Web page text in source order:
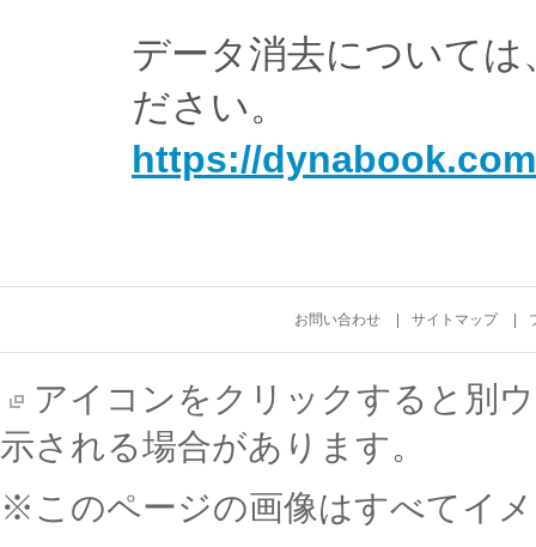
データ消去について
ださい。
https://
お問い合わせ サイトマップ
アイコンをクリックすると別
示される場合があります。
※このページの画像はすべてイ